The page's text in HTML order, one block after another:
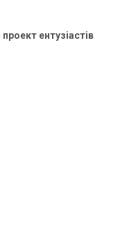
ентузіастів